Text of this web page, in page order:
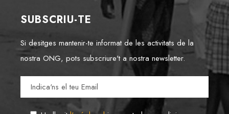
SUBSCRIU-TE
Si desitges mantenir-te informat de les activitats de la
nostra ONG, pots subscriure't a nostra newsletter.